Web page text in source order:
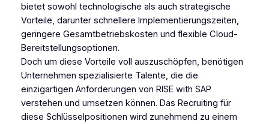
bietet sowohl technologische als auch strategische
Vorteile, darunter schnellere Implementierungszeiten,
geringere Gesamtbetriebskosten und flexible Cloud-
Bereitstellungsoptionen.
Doch um diese Vorteile voll auszuschöpfen, benötigen
Unternehmen spezialisierte Talente, die die
einzigartigen Anforderungen von RISE with SAP
verstehen und umsetzen können. Das Recruiting für
diese Schlüsselpositionen wird zunehmend zu einem